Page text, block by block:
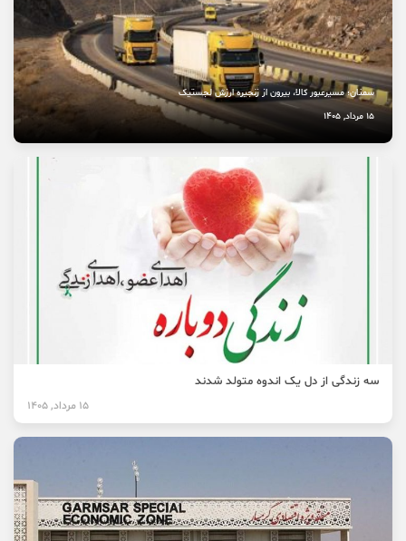
8 مرداد, 1405
سمنان؛ مسیرعبور کالا، بیرون از زنجیره ارزش لجستیک
15 مرداد, 1405
سه زندگی از دل یک اندوه متولد شدند
15 مرداد, 1405